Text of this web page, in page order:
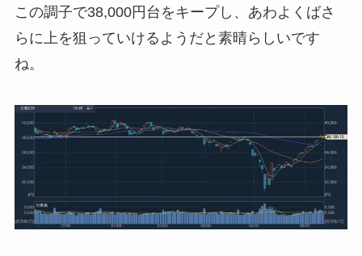
この調子で38,000円台をキープし、あわよくばさ
らに上を狙っていけるようだと素晴らしいです
ね。